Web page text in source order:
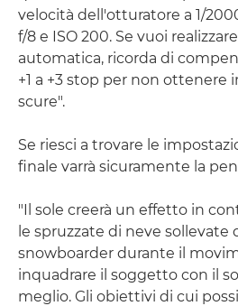
velocità dell'otturatore a 1/
f/8 e ISO 200. Se vuoi
automatica, ricorda di
+1 a +3 stop per non
scure".
Se riesci a trovare le
finale varrà sicuramente la
"Il sole creerà un effetto in
le spruzzate di neve sollevate
snowboarder durante il
inquadrare il soggetto con il
meglio. Gli obiettivi di cui